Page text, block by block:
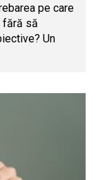
pe care
fără să
Un